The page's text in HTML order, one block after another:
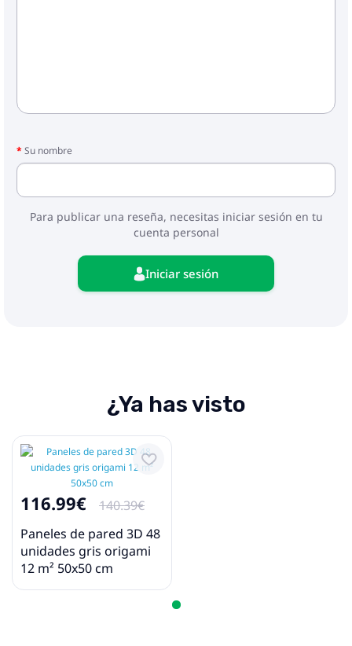
Su nombre
Para publicar una reseña, necesitas iniciar sesión en tu
cuenta personal
Iniciar sesión
¿Ya has visto
116.99€
140.39€
Paneles de pared 3D 48
unidades gris origami
12 m² 50x50 cm